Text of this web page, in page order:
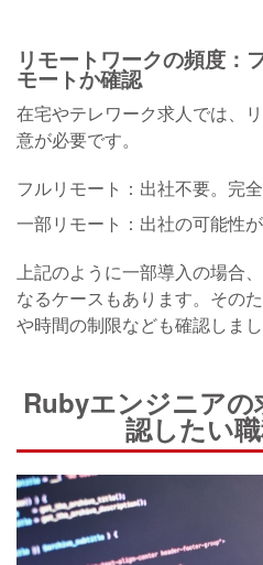
リモートワークの頻度：
モートか確認
在宅やテレワーク求人では、
意が必要です。
フルリモート： 出社不要。完
一部リモート： 出社の可能性
上記のように一部導入の場合
なるケースもあります。その
や時間の制限なども確認しまし
Rubyエンジニア
認したい